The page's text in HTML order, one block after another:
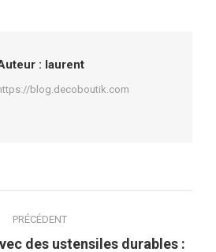
: laurent
blog.decoboutik.com
PRÉCÉDENT
des ustensiles durables :